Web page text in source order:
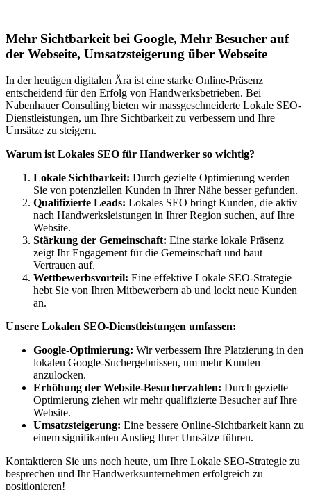
Mehr Sichtbarkeit bei Google, Mehr Besucher auf
der Webseite, Umsatzsteigerung über Webseite
In der heutigen digitalen Ära ist eine starke Online-Präsenz
entscheidend für den Erfolg von Handwerksbetrieben. Bei
Nabenhauer Consulting bieten wir massgeschneiderte Lokale SEO-
Dienstleistungen, um Ihre Sichtbarkeit zu verbessern und Ihre
Umsätze zu steigern.
Warum ist Lokales SEO für Handwerker so wichtig?
Lokale Sichtbarkeit: Durch gezielte Optimierung werden
Sie von potenziellen Kunden in Ihrer Nähe besser gefunden.
Qualifizierte Leads: Lokales SEO bringt Kunden, die aktiv
nach Handwerksleistungen in Ihrer Region suchen, auf Ihre
Website.
Stärkung der Gemeinschaft: Eine starke lokale Präsenz
zeigt Ihr Engagement für die Gemeinschaft und baut
Vertrauen auf.
Wettbewerbsvorteil: Eine effektive Lokale SEO-Strategie
hebt Sie von Ihren Mitbewerbern ab und lockt neue Kunden
an.
Unsere Lokalen SEO-Dienstleistungen umfassen:
Google-Optimierung: Wir verbessern Ihre Platzierung in den
lokalen Google-Suchergebnissen, um mehr Kunden
anzulocken.
Erhöhung der Website-Besucherzahlen: Durch gezielte
Optimierung ziehen wir mehr qualifizierte Besucher auf Ihre
Website.
Umsatzsteigerung: Eine bessere Online-Sichtbarkeit kann zu
einem signifikanten Anstieg Ihrer Umsätze führen.
Kontaktieren Sie uns noch heute, um Ihre Lokale SEO-Strategie zu
besprechen und Ihr Handwerksunternehmen erfolgreich zu
positionieren!